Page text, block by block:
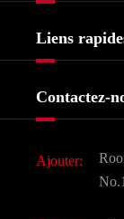
Biochimique
Produits
Ingrédients
Saveurs et
Liens
Contactez-
Ajouter: